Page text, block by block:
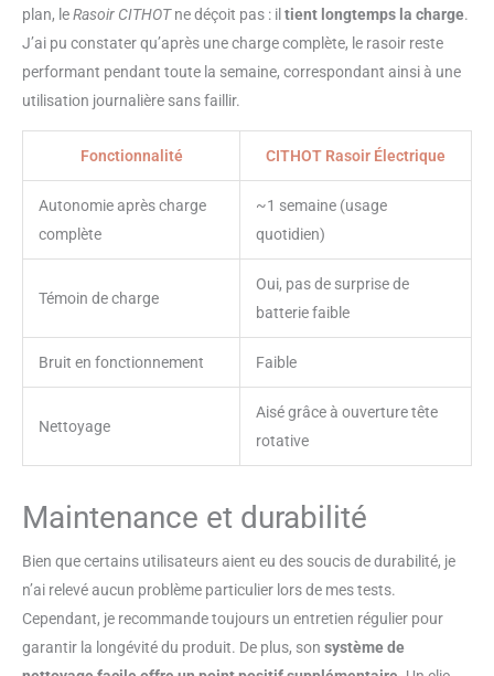
escamotable, il peut couper avec
précision la barbe, la barbe, les
favoris et d'autres parties;
Comprend également une
brosse, un couvercle de
protection, un adaptateur et des
instructions
plan, leRasoir CITHOTne déçoit pas : iltient longtemps la charge.
J’ai pu constater qu’après une charge complète, le rasoir reste
performant pendant toute la semaine, correspondant ainsi à une
utilisation journalière sans faillir.
Fonctionnalité CITHOT Rasoir Électrique
Autonomie après charge
complète
~1 semaine (usage
quotidien)
Témoin de charge
Oui, pas de surprise de
batterie faible
Bruit en fonctionnement Faible
Nettoyage
Aisé grâce à ouverture tête
rotative
Maintenance et durabilité
Bien que certains utilisateurs aient eu des soucis de durabilité, je
n’ai relevé aucun problème particulier lors de mes tests.
Cependant, je recommande toujours un entretien régulier pour
garantir la longévité du produit. De plus, son système de